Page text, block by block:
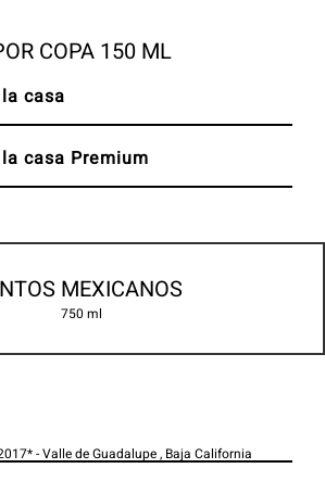
COPA 150 ML
casa
casa Premium
MEXICANOS
750 ml
- Valle de Guadalupe , Baja California